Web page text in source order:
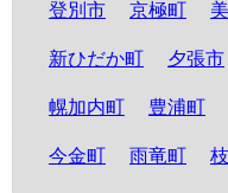
登別市 京極町
新ひだか町 夕張市
幌加内町 豊浦町
今金町 雨竜町